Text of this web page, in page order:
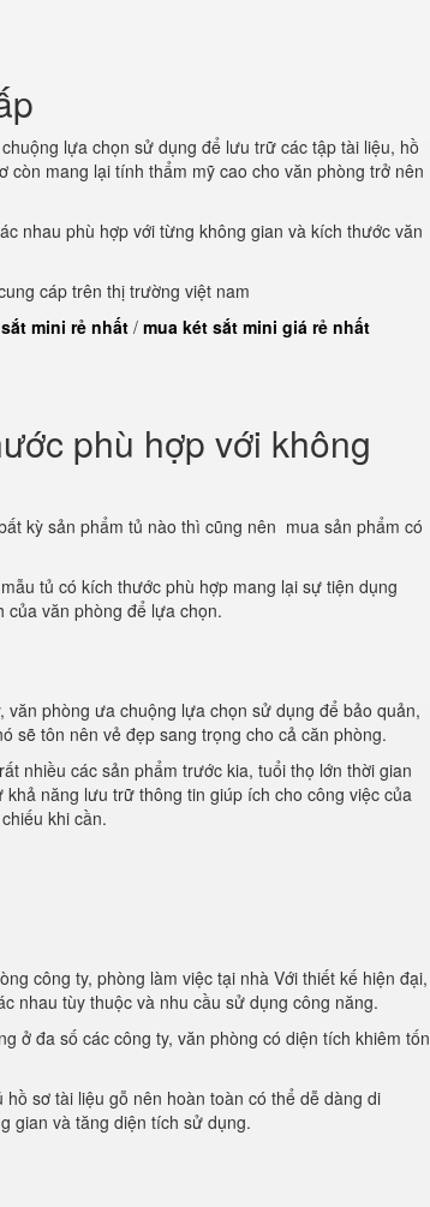
lựa chọn sử dụng để lưu trữ các tập tài liệu, hồ
mang lại tính thẩm mỹ cao cho văn phòng trở nên
nhau phù hợp với từng không gian và kích thước văn
cáp trên thị trường việt nam
mini rẻ nhất/ mua két sắt mini giá rẻ nhất
phù hợp với không
kỳ sản phẩm tủ nào thì cũng nên mua sản phẩm có
tủ có kích thước phù hợp mang lại sự tiện dụng
văn phòng để lựa chọn.
phòng ưa chuộng lựa chọn sử dụng để bảo quản,
sẽ tôn nên vẻ đẹp sang trọng cho cả căn phòng.
nhiều các sản phẩm trước kia, tuổi thọ lớn thời gian
năng lưu trữ thông tin giúp ích cho công việc của
khi cần.
công ty, phòng làm việc tại nhà Với thiết kế hiện đại,
nhau tùy thuộc và nhu cầu sử dụng công năng.
ở đa số các công ty, văn phòng có diện tích khiêm tốn
sơ tài liệu gỗ nên hoàn toàn có thể dễ dàng di
gian và tăng diện tích sử dụng.